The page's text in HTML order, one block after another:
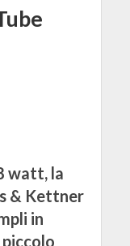
watt, la
& Kettner
in